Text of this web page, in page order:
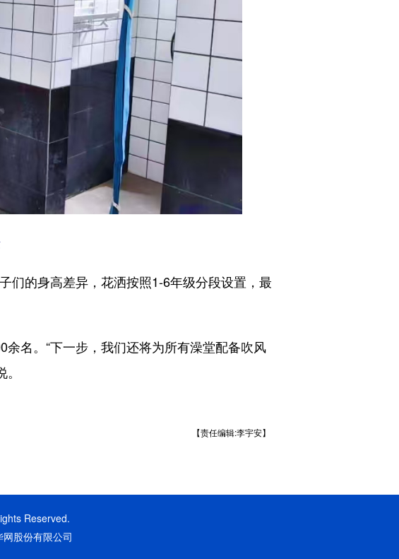
的身高差异，花洒按照1-6年级分段设置，最
名。“下一步，我们还将为所有澡堂配备吹风
【责任编辑:李宇安】
Reserved.
股份有限公司